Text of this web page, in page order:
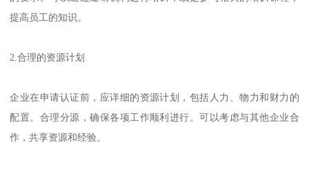
提高员工的知识。
2.合理的资源计划
企业在申请认证前，应详细的资源计划，包括人力、物力和财力的
配置。合理分源，确保各项工作顺利进行。可以考虑与其他企业合
作，共享资源和经验。